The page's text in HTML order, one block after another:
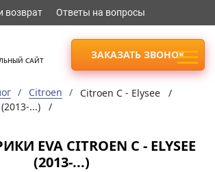
возврат Ответы на вопросы
САЙТ ЗАКАЗАТЬ ЗВОНОК
Citroen
Citroen С - Elysee /
(2013-...) /
EVA CITROEN С - ELYSEE
(2013-...)